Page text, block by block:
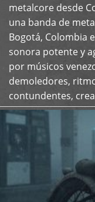
metalcore desde
una banda de
Bogotá, Colombia
sonora potente y
por músicos
demoledores,
contundentes,